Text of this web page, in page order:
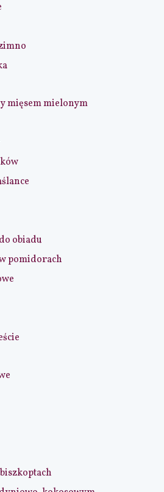
mięsem mielonym
obiadu
pomidorach